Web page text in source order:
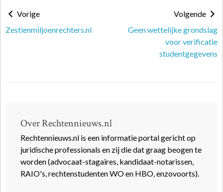
Vorige
Zestienmiljoenrechters.nl
Volgende
Geen wettelijke grondslag
voor verificatie
studentgegevens
Over Rechtennieuws.nl
Rechtennieuws.nl is een informatie portal gericht op
juridische professionals en zij die dat graag beogen te
worden (advocaat-stagaires, kandidaat-notarissen,
RAIO's, rechtenstudenten WO en HBO, enzovoorts).